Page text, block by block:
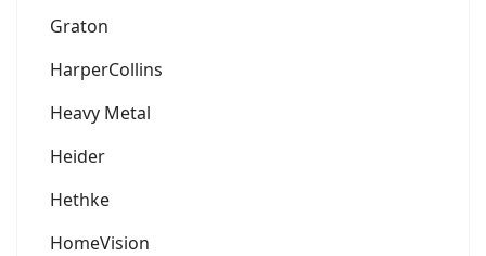
Graton
HarperCollins
Heavy Metal
Heider
Hethke
HomeVision